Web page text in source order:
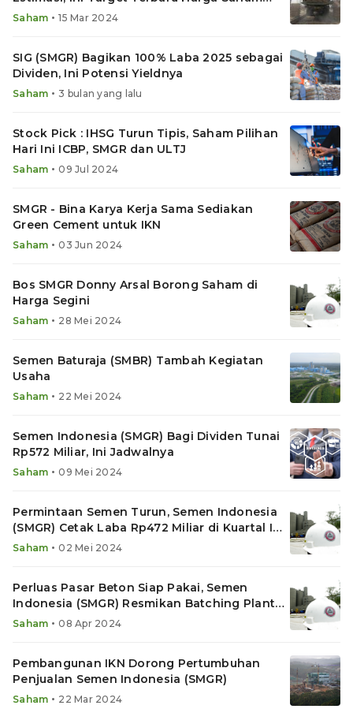
SMGR
Saham • 15 Mar 2024
SIG (SMGR) Bagikan 100% Laba 2025 sebagai
Dividen, Ini Potensi Yieldnya
Saham • 3 bulan yang lalu
Stock Pick : IHSG Turun Tipis, Saham Pilihan
Hari Ini ICBP, SMGR dan ULTJ
Saham • 09 Jul 2024
SMGR - Bina Karya Kerja Sama Sediakan
Green Cement untuk IKN
Saham • 03 Jun 2024
Bos SMGR Donny Arsal Borong Saham di
Harga Segini
Saham • 28 Mei 2024
Semen Baturaja (SMBR) Tambah Kegiatan
Usaha
Saham • 22 Mei 2024
Semen Indonesia (SMGR) Bagi Dividen Tunai
Rp572 Miliar, Ini Jadwalnya
Saham • 09 Mei 2024
Permintaan Semen Turun, Semen Indonesia
(SMGR) Cetak Laba Rp472 Miliar di Kuartal I
2024
Saham • 02 Mei 2024
Perluas Pasar Beton Siap Pakai, Semen
Indonesia (SMGR) Resmikan Batching Plant
Subang
Saham • 08 Apr 2024
Pembangunan IKN Dorong Pertumbuhan
Penjualan Semen Indonesia (SMGR)
Saham • 22 Mar 2024